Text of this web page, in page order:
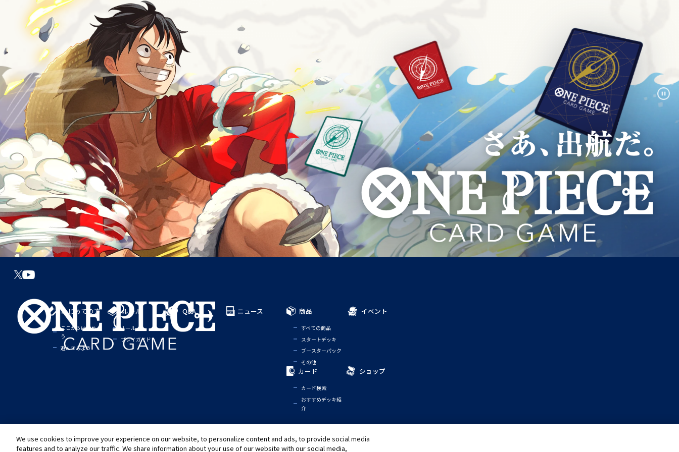
はじめての方
ここからはじめよ
う
遊んでみよう
ルール
ルール
プレイガイド
Q&A ニュース 商品
すべての商品
スタートデッキ
ブースターパック
その他
イベント
カード
カード検索
おすすめデッキ紹
介
ショップ
推奨環境についてお問い合わせCookies Settingsプライバシーポリシープライバシーノーティスグローバルエントランス
©尾田栄一郎／集英社©尾田栄一郎／集英社・フジテレビ・東映アニメーション
We use cookies to improve your experience on our website, to personalize content and ads, to provide social media
features and to analyze our traffic. We share information about your use of our website with our social media,